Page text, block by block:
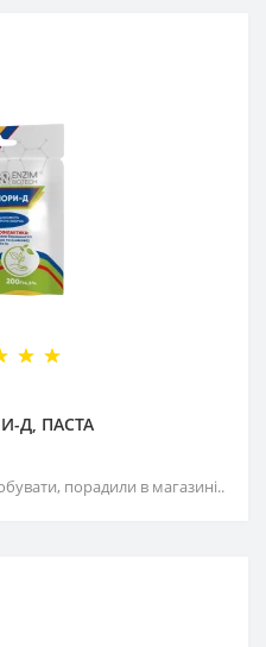
Д, ПАСТА
порадили в магазині..